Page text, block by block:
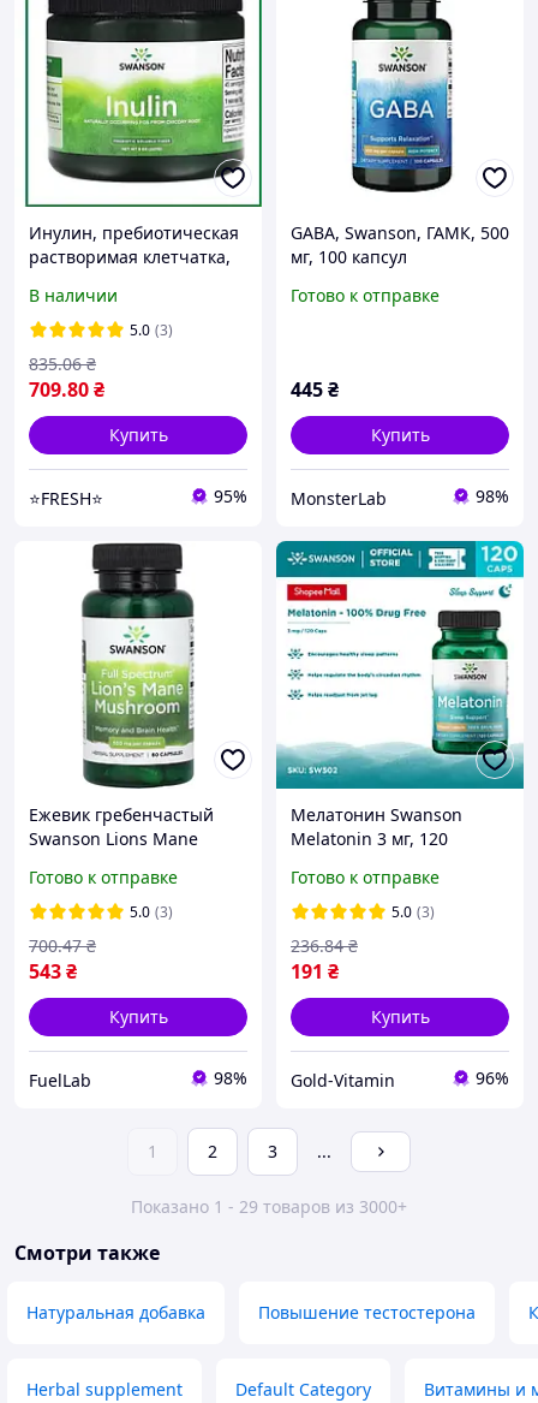
Инулин, пребиотическая
растворимая клетчатка,
В наличии
5.0 (3)
709.80₴
835.06 ₴
Купить
⭐FRESH⭐ 95%
GABA, Swanson, ГАМК, 500
мг, 100 капсул
Готово к отправке
445₴
Купить
MonsterLab 98%
Ежевик гребенчастый
Swanson Lions Mane
капсул
Готово к отправке
5.0 (3)
543₴
700.47 ₴
Купить
FuelLab 98%
Мелатонин Swanson
Melatonin 3 мг, 120
витамины для сна, США
Готово к отправке
5.0 (3)
191 ₴
236.84 ₴
Купить
Gold-Vitamin 96%
1 2 3 ...
Показано 1 - 29 товаров из 3000+
Смотри также
Натуральная добавка Повышение тестостерона
Herbal supplement Default Category Витамины и